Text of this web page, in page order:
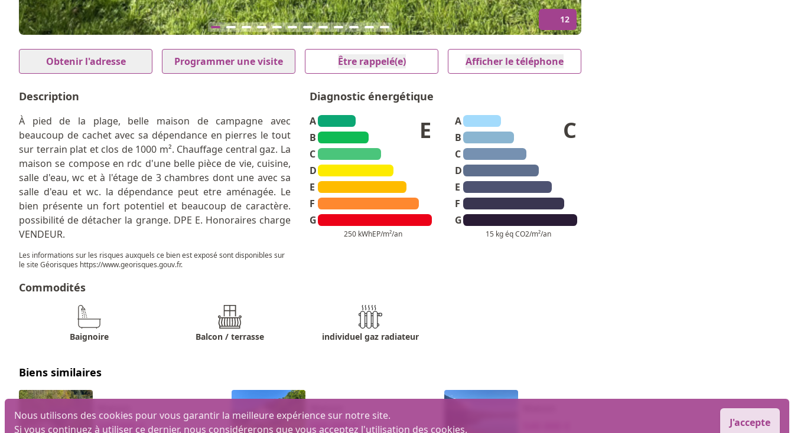
12
1
of
Obtenir l'adresse Programmer une visite Être rappelé(e) Afficher le téléphone
Description
À pied de la plage, belle maison de campagne avec
beaucoup de cachet avec sa dépendance en pierres le tout
sur terrain plat et clos de 1000 m². Chauffage central gaz. La
maison se compose en rdc d'une belle pièce de vie, cuisine,
salle d'eau, wc et à l'étage de 3 chambres dont une avec sa
salle d'eau et wc. la dépendance peut etre aménagée. Le
bien présente un fort potentiel et beaucoup de caractère.
possibilité de détacher la grange. DPE E. Honoraires charge
VENDEUR.
Les informations sur les risques auxquels ce bien est exposé sont disponibles sur
le site Géorisques https://www.georisques.gouv.fr.
Diagnostic énergétique
A
B
C
D
E
F
G
E
250 kWhEP/m²/an
A
B
C
D
E
F
G
C
15 kg éq CO2/m²/an
Commodités
Baignoire Balcon / terrasse individuel gaz radiateur
Biens similaires
349 000 € 569 000 €
Nous utilisons des cookies pour vous garantir la meilleure expérience sur notre site.
Si vous continuez à utiliser ce dernier, nous considérerons que vous acceptez l'utilisation des cookies.
J'accepte